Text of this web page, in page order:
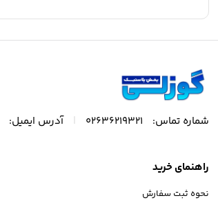
شماره تماس: 02636219321 آدرس ایمیل:
راهنمای خرید
نحوه ثبت سفارش